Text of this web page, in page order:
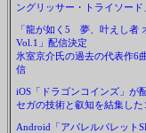
ングリッサー・トライソード
「龍が如く5 夢、叶えし者
Vol.1」配信決定
氷室京介氏の過去の代表作6
信
iOS「ドラゴンコインズ」が
セガの技術と叡知を結集した
Android「アパレルパレット